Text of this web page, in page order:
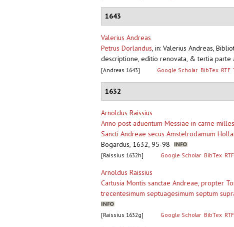
1643
Valerius Andreas
Petrus Dorlandus, in: Valerius Andreas,
descriptione, editio renovata, & tertia parte
[Andreas 1643] Google Scholar BibTex RTF
1632
Arnoldus Raissius
Anno post aduentum Messiae in carne
Sancti Andreae secus Amstelrodamum
Bogardus, 1632, 95-98
[Raissius 1632h] Google Scholar BibTex RTF
Arnoldus Raissius
Cartusia Montis sanctae Andreae, propter
trecentesimum septuagesimum septum
[Raissius 1632g] Google Scholar BibTex RTF